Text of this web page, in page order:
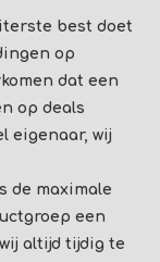
best doet
op
dat een
op deals
eigenaar, wij
de maximale
een
altijd tijdig te